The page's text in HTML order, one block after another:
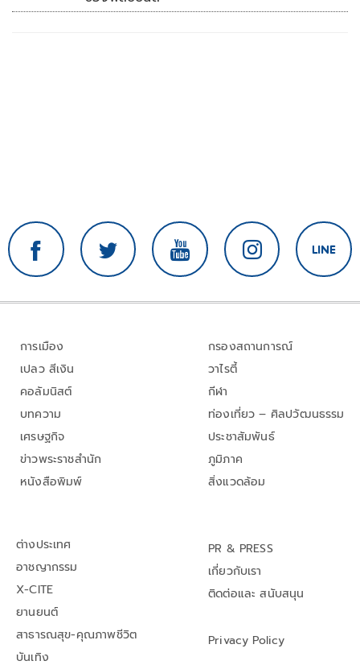
การเมือง
เปลว สีเงิน
คอลัมนิสต์
บทความ
เศรษฐกิจ
ข่าวพระราชสำนัก
หนังสือพิมพ์
กรองสถานการณ์
วาไรตี้
กีฬา
ท่องเที่ยว – ศิลปวัฒนธรรม
ประชาสัมพันธ์
ภูมิภาค
สิ่งแวดล้อม
ต่างประเทศ
อาชญากรรม
X-CITE
ยานยนต์
สาธารณสุข-คุณภาพชีวิต
บันเทิง
PR & PRESS
เกี่ยวกับเรา
ติดต่อและ สนับสนุน
Privacy Policy